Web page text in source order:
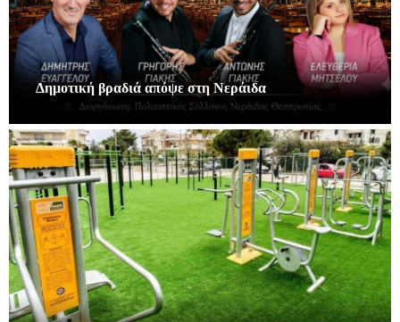
Δημοτική βραδιά απόψε στη Νεράιδα